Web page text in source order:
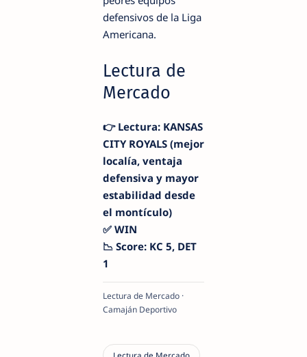
defensivos de la Liga
Americana.
Lectura de
Mercado
👉 Lectura: KANSAS
CITY ROYALS (mejor
localía, ventaja
defensiva y mayor
estabilidad desde
el montículo)
✅ WIN
📉 Score: KC 5, DET
1
Lectura de Mercado ·
Camaján Deportivo